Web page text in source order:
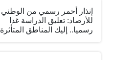
إنذار أحمر رسمي من الوطني
للأرصاد: تعليق الدراسة غدا
رسميا.. إليك المناطق المتأثرة